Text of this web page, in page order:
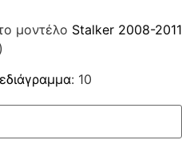
μοντέλο Stalker 2008-2011
)
: 10